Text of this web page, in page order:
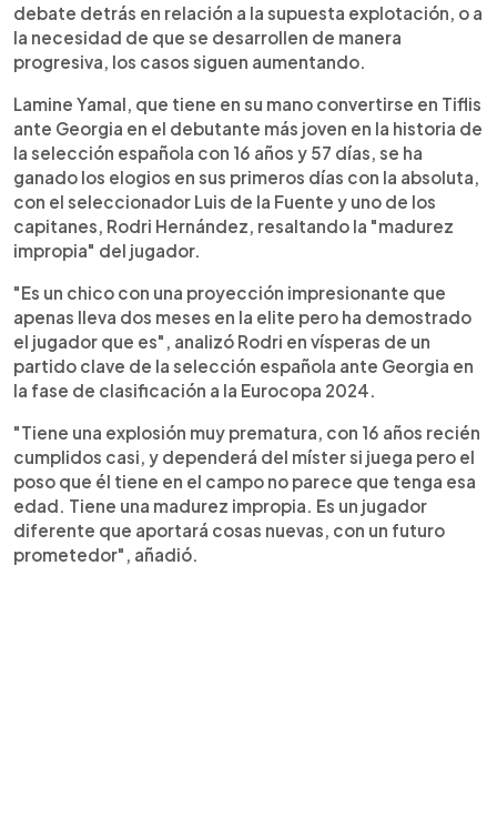
debate detrás en relación a la supuesta explotación, o a
la necesidad de que se desarrollen de manera
progresiva, los casos siguen aumentando.
Lamine Yamal, que tiene en su mano convertirse en Tiflis
ante Georgia en el debutante más joven en la historia de
la selección española con 16 años y 57 días, se ha
ganado los elogios en sus primeros días con la absoluta,
con el seleccionador Luis de la Fuente y uno de los
capitanes, Rodri Hernández, resaltando la "madurez
impropia" del jugador.
"Es un chico con una proyección impresionante que
apenas lleva dos meses en la elite pero ha demostrado
el jugador que es", analizó Rodri en vísperas de un
partido clave de la selección española ante Georgia en
la fase de clasificación a la Eurocopa 2024.
"Tiene una explosión muy prematura, con 16 años recién
cumplidos casi, y dependerá del míster si juega pero el
poso que él tiene en el campo no parece que tenga esa
edad. Tiene una madurez impropia. Es un jugador
diferente que aportará cosas nuevas, con un futuro
prometedor", añadió.